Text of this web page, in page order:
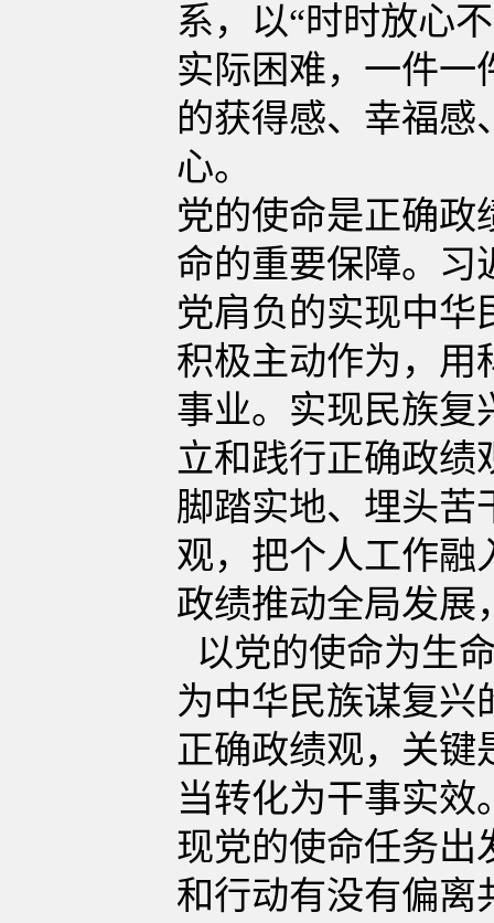
系，以“时时放心
实际困难，一件一
的获得感、幸福感
心。
党的使命是正确政
命的重要保障。习
党肩负的实现中华
积极主动作为，用
事业。实现民族复
立和践行正确政绩
脚踏实地、埋头苦
观，把个人工作融
政绩推动全局发展
以党的使命为生
为中华民族谋复兴
正确政绩观，关键
当转化为干事实效
现党的使命任务出
和行动有没有偏离